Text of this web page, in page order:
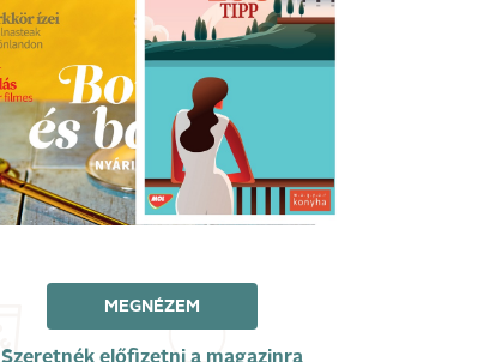
MEGNÉZEM